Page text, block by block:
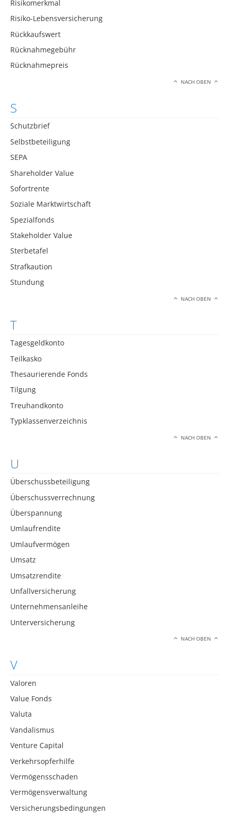
Risikomerkmal
Risiko-Lebensversicherung
Rückkaufswert
Rücknahmegebühr
Rücknahmepreis
NACH OBEN
S
Schutzbrief
Selbstbeteiligung
SEPA
Shareholder Value
Sofortrente
Soziale Marktwirtschaft
Spezialfonds
Stakeholder Value
Sterbetafel
Strafkaution
Stundung
NACH OBEN
T
Tagesgeldkonto
Teilkasko
Thesaurierende Fonds
Tilgung
Treuhandkonto
Typklassenverzeichnis
NACH OBEN
U
Überschussbeteiligung
Überschussverrechnung
Überspannung
Umlaufrendite
Umlaufvermögen
Umsatz
Umsatzrendite
Unfallversicherung
Unternehmensanleihe
Unterversicherung
NACH OBEN
V
Valoren
Value Fonds
Valuta
Vandalismus
Venture Capital
Verkehrsopferhilfe
Vermögensschaden
Vermögensverwaltung
Versicherungsbedingungen